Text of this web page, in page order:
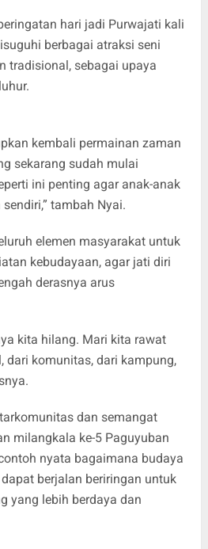
hari jadi Purwajati kali
berbagai atraksi seni
tradisional, sebagai upaya
kembali permainan zaman
sekarang sudah mulai
ini penting agar anak-anak
tambah Nyai.
elemen masyarakat untuk
kebudayaan, agar jati diri
derasnya arus
kita hilang. Mari kita rawat
dari komunitas, dari kampung,
dan semangat
milangkala ke-5 Paguyuban
nyata bagaimana budaya
berjalan beriringan untuk
yang lebih berdaya dan